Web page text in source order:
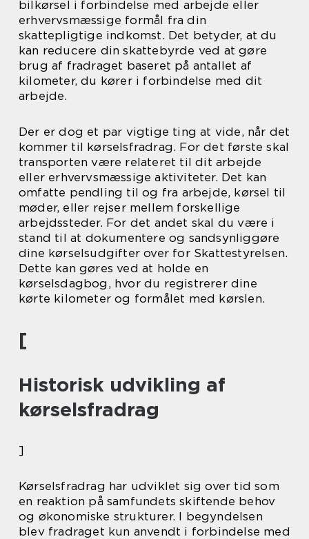
bilkørsel i forbindelse med arbejde eller
erhvervsmæssige formål fra din
skattepligtige indkomst. Det betyder, at du
kan reducere din skattebyrde ved at gøre
brug af fradraget baseret på antallet af
kilometer, du kører i forbindelse med dit
arbejde.
Der er dog et par vigtige ting at vide, når det
kommer til kørselsfradrag. For det første skal
transporten være relateret til dit arbejde
eller erhvervsmæssige aktiviteter. Det kan
omfatte pendling til og fra arbejde, kørsel til
møder, eller rejser mellem forskellige
arbejdssteder. For det andet skal du være i
stand til at dokumentere og sandsynliggøre
dine kørselsudgifter over for Skattestyrelsen.
Dette kan gøres ved at holde en
kørselsdagbog, hvor du registrerer dine
kørte kilometer og formålet med kørslen.
[
Historisk udvikling af
kørselsfradrag
]
Kørselsfradrag har udviklet sig over tid som
en reaktion på samfundets skiftende behov
og økonomiske strukturer. I begyndelsen
blev fradraget kun anvendt i forbindelse med